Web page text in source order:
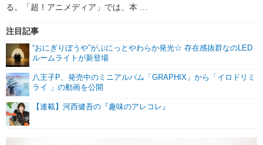
る。「超！アニメディア」では、本 …
注目記事
“おにぎりぼうや”がぷにっとやわらか発光☆ 存在感抜群なのLED
ルームライトが新登場
八王子P、発売中のミニアルバム「GRAPHIX」から「イロドリミ
ライ 」の動画を公開
【連載】河西健吾の『趣味のアレコレ』